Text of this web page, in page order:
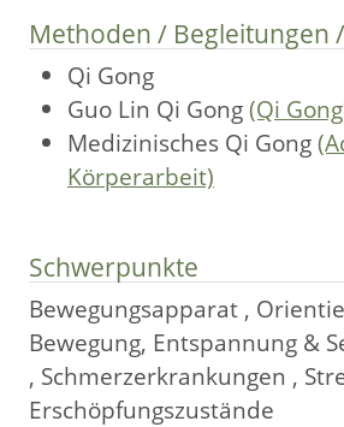
Methoden / Begleitungen
Qi Gong
Guo Lin Qi Gong(Qi
Medizinisches Qi Gong
Körperarbeit)
Schwerpunkte
Bewegungsapparat ,
Bewegung, Entspannung &
, Schmerzerkrankungen ,
Erschöpfungszustände